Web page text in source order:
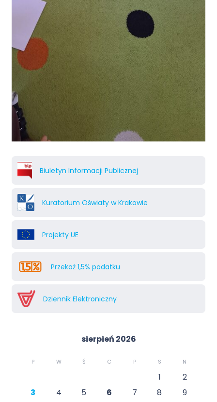
Biuletyn Informacji Publicznej
Kuratorium Oświaty w Krakowie
Projekty UE
Przekaż 1,5% podatku
Dziennik Elektroniczny
sierpień 2026
P W Ś C P S N
1
2
3
4 5 6 7 8
9